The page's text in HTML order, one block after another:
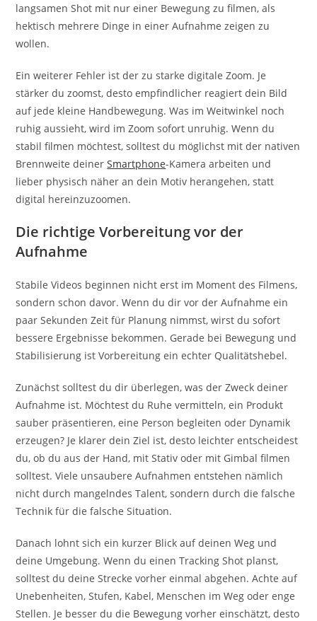
langsamen Shot mit nur einer Bewegung zu filmen, als
hektisch mehrere Dinge in einer Aufnahme zeigen zu
wollen.
Ein weiterer Fehler ist der zu starke digitale Zoom. Je
stärker du zoomst, desto empfindlicher reagiert dein Bild
auf jede kleine Handbewegung. Was im Weitwinkel noch
ruhig aussieht, wird im Zoom sofort unruhig. Wenn du
stabil filmen möchtest, solltest du möglichst mit der nativen
Brennweite deinerSmartphone-Kamera arbeiten und
lieber physisch näher an dein Motiv herangehen, statt
digital hereinzuzoomen.
Die richtige Vorbereitung vor der
Aufnahme
Stabile Videos beginnen nicht erst im Moment des Filmens,
sondern schon davor. Wenn du dir vor der Aufnahme ein
paar Sekunden Zeit für Planung nimmst, wirst du sofort
bessere Ergebnisse bekommen. Gerade bei Bewegung und
Stabilisierung ist Vorbereitung ein echter Qualitätshebel.
Zunächst solltest du dir überlegen, was der Zweck deiner
Aufnahme ist. Möchtest du Ruhe vermitteln, ein Produkt
sauber präsentieren, eine Person begleiten oder Dynamik
erzeugen? Je klarer dein Ziel ist, desto leichter entscheidest
du, ob du aus der Hand, mit Stativ oder mit Gimbal filmen
solltest. Viele unsaubere Aufnahmen entstehen nämlich
nicht durch mangelndes Talent, sondern durch die falsche
Technik für die falsche Situation.
Danach lohnt sich ein kurzer Blick auf deinen Weg und
deine Umgebung. Wenn du einen Tracking Shot planst,
solltest du deine Strecke vorher einmal abgehen. Achte auf
Unebenheiten, Stufen, Kabel, Menschen im Weg oder enge
Stellen. Je besser du die Bewegung vorher einschätzt, desto